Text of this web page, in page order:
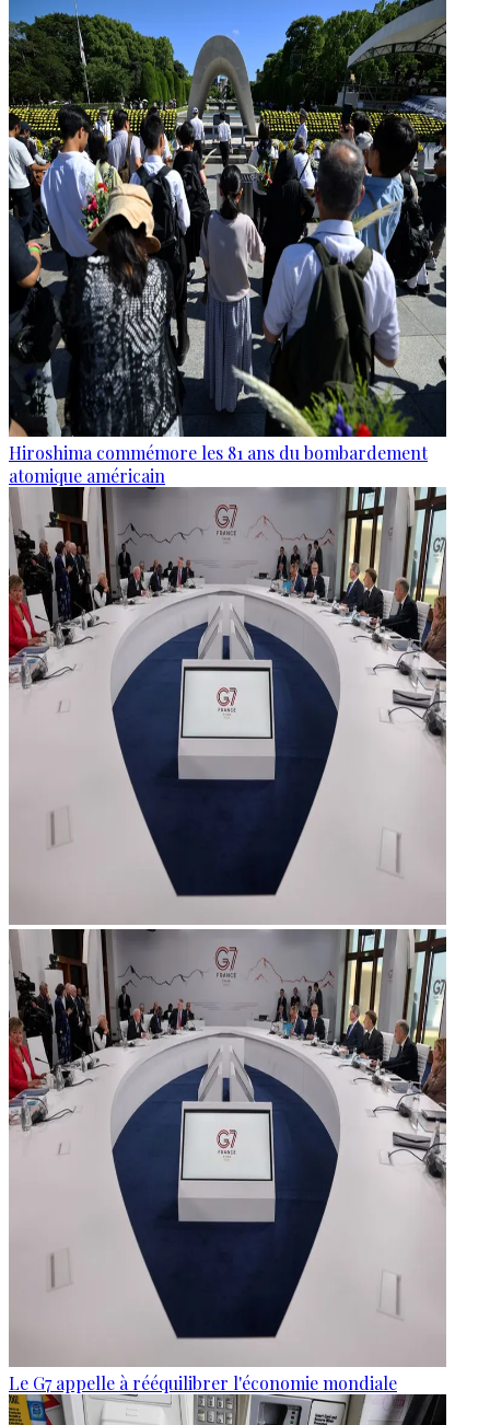
Hiroshima commémore les 81 ans du bombardement
atomique américain
Le G7 appelle à rééquilibrer l'économie mondiale